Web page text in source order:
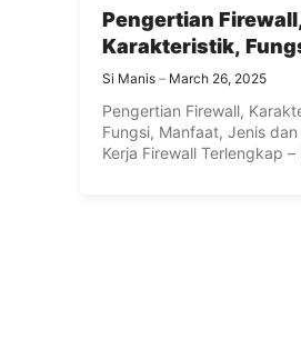
Pengertian
Karakteristik,
Manfaat, Jenis dan
Kerja Firewall
Si Manis March 26, 2025
Pengertian Firewall,
Fungsi, Manfaat, Jenis dan
Kerja Firewall Terlengkap –